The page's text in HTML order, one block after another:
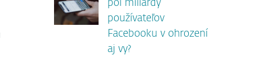
pol miliardy
používateľov
Facebooku v ohrození
aj vy?